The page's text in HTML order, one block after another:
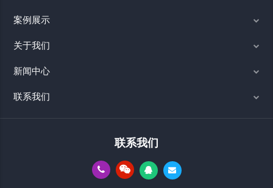
案例展示
关于我们
新闻中心
联系我们
联系我们